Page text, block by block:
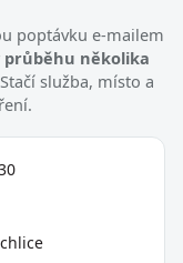
poptávku e-mailem
průběhu několika
Stačí služba, místo a